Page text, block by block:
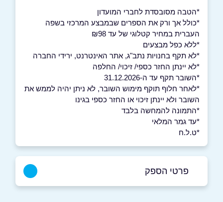
*הטבה מסובסדת לחברי המועדון
*כולל אך ורק את הספרים שבמבצע המרכזי בשפה
העברית במחיר קטלוגי של עד ₪98
*ללא כפל מבצעים
*לא תקף בחנויות נתב"ג, אתר האינטרנט, ירידי החברה
*לא יינתן החזר כספי/ זיכוי/ החלפה
*השובר תקף עד ה-31.12.2026
*לאחר חלוף תוקף מימוש השובר, לא ניתן יהיה לממש את
השובר ולא יינתן זיכוי או החזר כספי בגינו
*התמונה להמחשה בלבד
*עד גמר המלאי
*ט.ל.ח
פרטי הספק